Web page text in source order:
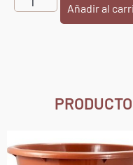
Añadir al